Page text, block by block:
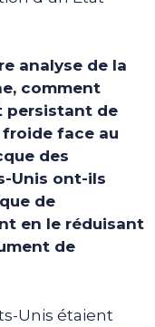
analyse de la
comment
persistant de
face au
des
Unis ont-ils
de
en le réduisant
de
Unis étaient